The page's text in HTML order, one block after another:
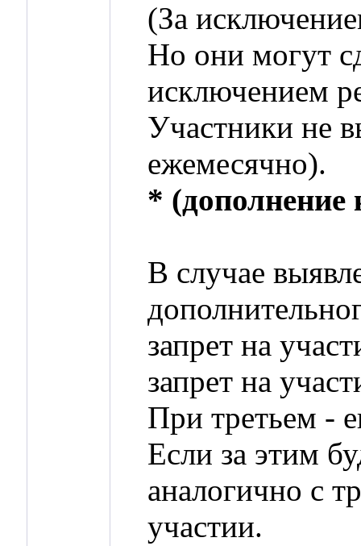
(За
Но они могут
исключением
Участники не
ежемесячно).
* (дополнение
В случае
запрет на
запрет на
При третьем -
Если за этим
аналогично с
участии.